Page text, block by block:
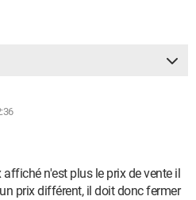
n'est plus le prix de vente il
prix différent, il doit donc fermer